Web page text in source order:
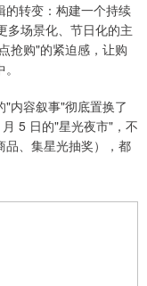
的转变：构建一个持续
多场景化、节日化的主
抢购"的紧迫感，让购
内容叙事"彻底置换了
5 日的"星光夜市"，不
品、集星光抽奖），都